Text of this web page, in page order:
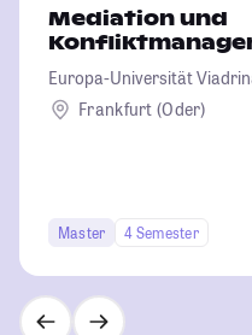
Mediation und
Europa-Universität
Frankfurt (Oder)
Master 4 Semester